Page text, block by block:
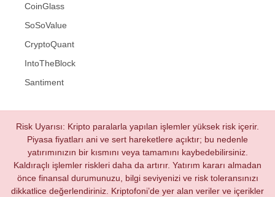
CoinGlass
SoSoValue
CryptoQuant
IntoTheBlock
Santiment
Risk Uyarısı: Kripto paralarla yapılan işlemler yüksek risk içerir.
Piyasa fiyatları ani ve sert hareketlere açıktır; bu nedenle
yatırımınızın bir kısmını veya tamamını kaybedebilirsiniz.
Kaldıraçlı işlemler riskleri daha da artırır. Yatırım kararı almadan
önce finansal durumunuzu, bilgi seviyenizi ve risk toleransınızı
dikkatlice değerlendiriniz. Kriptofoni’de yer alan veriler ve içerikler